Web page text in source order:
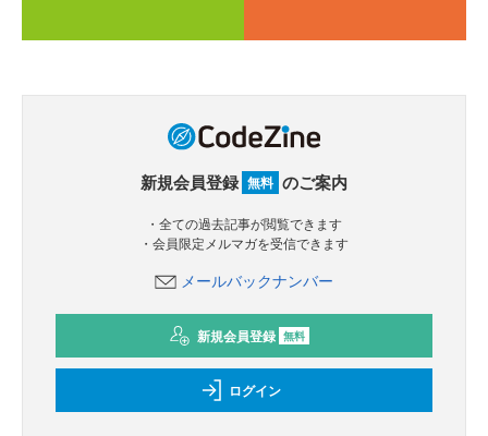
新規会員登録 無料 のご案内
・全ての過去記事が閲覧できます
・会員限定メルマガを受信できます
メールバックナンバー
新規会員登録 無料
ログイン